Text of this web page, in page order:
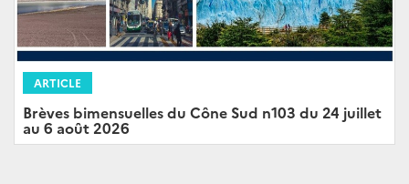
ARTICLE
Brèves bimensuelles du Cône Sud n103 du 24 juillet
au 6 août 2026